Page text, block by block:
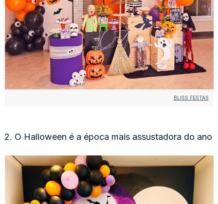
BLISS FESTAS
2. O Halloween é a época mais assustadora do ano